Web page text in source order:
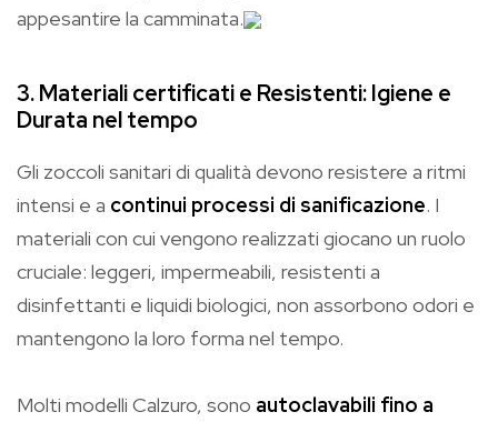
appesantire la camminata.
3. Materiali certificati e Resistenti: Igiene e
Durata nel tempo
Gli zoccoli sanitari di qualità devono resistere a ritmi
intensi e a continui processi di sanificazione. I
materiali con cui vengono realizzati giocano un ruolo
cruciale: leggeri, impermeabili, resistenti a
disinfettanti e liquidi biologici, non assorbono odori e
mantengono la loro forma nel tempo.
Molti modelli Calzuro, sono autoclavabili fino a